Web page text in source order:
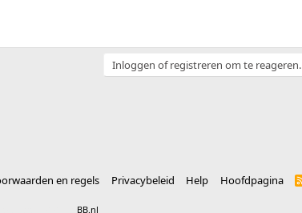
Inloggen of registreren om te reageren.
en regels Privacybeleid Help Hoofdpagina
BB.nl